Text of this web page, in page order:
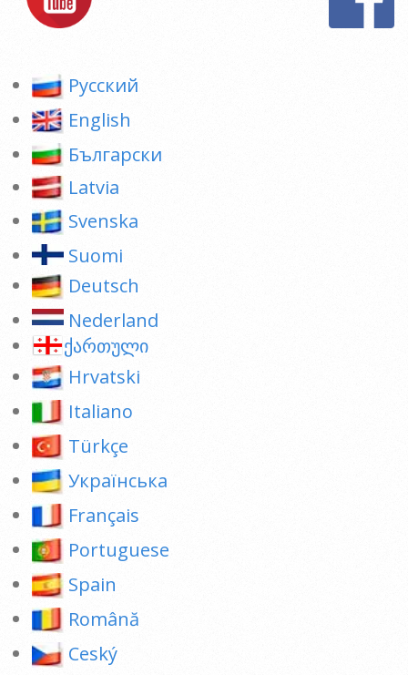
Pусский
English
Български
Latvia
Svenska
Suomi
Deutsch
Nederland
ქართული
Hrvatski
Italiano
Türkçe
Українська
Français
Portuguese
Spain
Română
Ceský